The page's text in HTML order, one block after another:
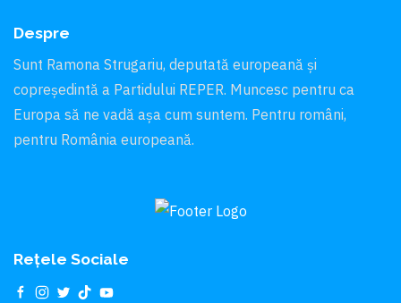
Despre
Sunt Ramona Strugariu, deputată europeană și
copreședintă a Partidului REPER. Muncesc pentru ca
Europa să ne vadă aşa cum suntem. Pentru români,
pentru România europeană.
Rețele Sociale